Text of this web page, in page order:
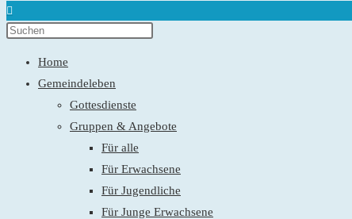
Home
Gemeindeleben
Gottesdienste
Gruppen & Angebote
Für alle
Für Erwachsene
Für Jugendliche
Für Junge Erwachsene